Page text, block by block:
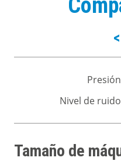
Presión
Nivel de ruido
Tamaño de